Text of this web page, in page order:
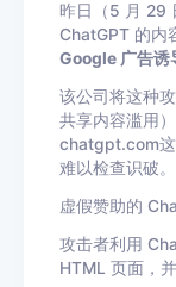
昨日（5 月 29
ChatGPT 的内
Google 广告诱
该公司将这种
共享内容滥用
chatgpt.com
难以检查识破
虚假赞助的
攻击者利用
HTML 页面，